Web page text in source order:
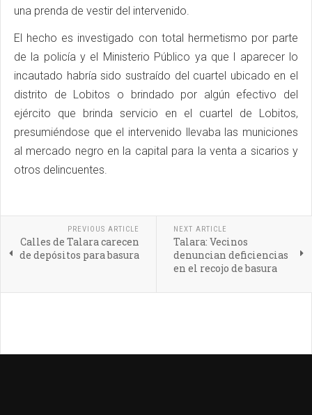
una prenda de vestir del intervenido.
El hecho es investigado con total hermetismo por parte
de la policía y el Ministerio Público ya que l aparecer lo
incautado habría sido sustraído del cuartel ubicado en el
distrito de Lobitos o brindado por algún efectivo del
ejército que brinda servicio en el cuartel de Lobitos,
presumiéndose que el intervenido llevaba las municiones
al mercado negro en la capital para la venta a sicarios y
otros delincuentes.
PREVIOUS ARTICLE
Calles de Talara carecen
de depósitos para basura
NEXT ARTICLE
Talara: Vecinos
denuncian deficiencias
en el recojo de basura